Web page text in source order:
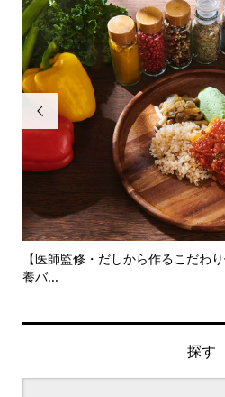

【医師監修・だしから作るこだわ
養バ...
探す